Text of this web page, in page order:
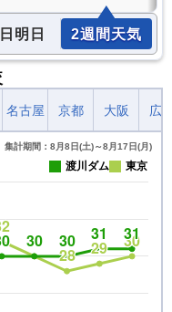
明日 2週間天気
名古屋 京都 大阪 広
集計期間：8月8日(土)～8月17日(月)
渡川ダム 東京